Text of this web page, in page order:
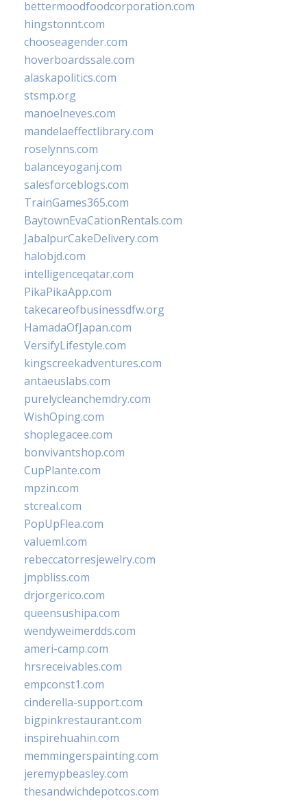
bettermoodfoodcorporation.com
hingstonnt.com
chooseagender.com
hoverboardssale.com
alaskapolitics.com
stsmp.org
manoelneves.com
mandelaeffectlibrary.com
roselynns.com
balanceyoganj.com
salesforceblogs.com
TrainGames365.com
BaytownEvaCationRentals.com
JabalpurCakeDelivery.com
halobjd.com
intelligenceqatar.com
PikaPikaApp.com
takecareofbusinessdfw.org
HamadaOfJapan.com
VersifyLifestyle.com
kingscreekadventures.com
antaeuslabs.com
purelycleanchemdry.com
WishOping.com
shoplegacee.com
bonvivantshop.com
CupPlante.com
mpzin.com
stcreal.com
PopUpFlea.com
valueml.com
rebeccatorresjewelry.com
jmpbliss.com
drjorgerico.com
queensushipa.com
wendyweimerdds.com
ameri-camp.com
hrsreceivables.com
empconst1.com
cinderella-support.com
bigpinkrestaurant.com
inspirehuahin.com
memmingerspainting.com
jeremypbeasley.com
thesandwichdepotcos.com